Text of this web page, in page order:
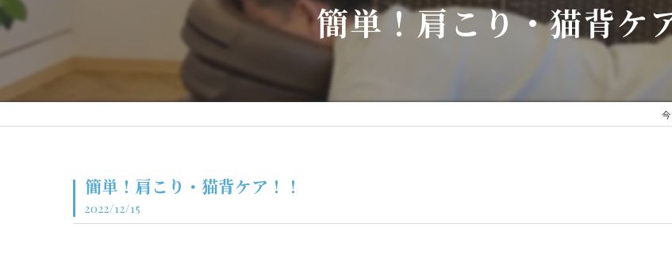
簡単！肩こり・猫背ケ
簡単！肩こり・猫背ケア！！
2022/12/15